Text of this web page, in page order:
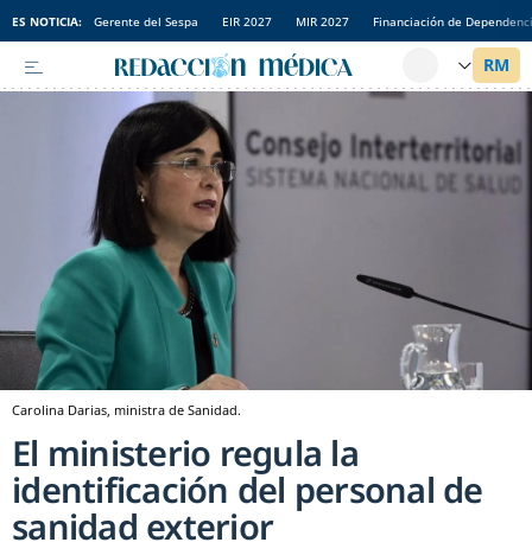
ES NOTICIA: Gerente del Sespa EIR 2027 MIR 2027 Financiación de
Carolina Darias, ministra de Sanidad.
El ministerio regula la
identificación del personal de
sanidad exterior